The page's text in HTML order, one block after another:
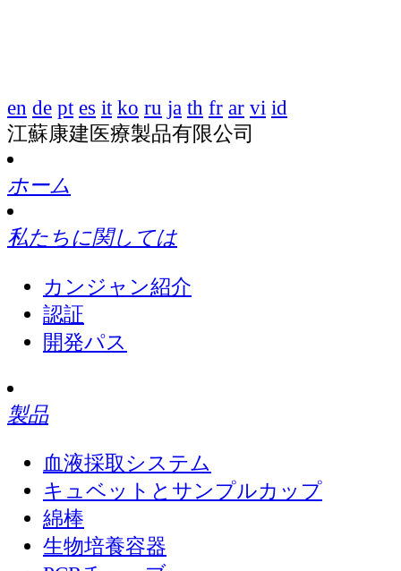
en de pt es it ko ru ja th fr ar vi id
江蘇康建医療製品有限公司
ホーム
私たちに関しては
カンジャン紹介
認証
開発パス
製品
血液採取システム
キュベットとサンプルカップ
綿棒
生物培養容器